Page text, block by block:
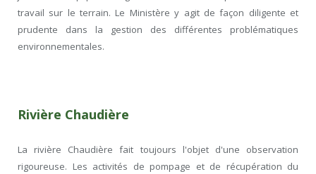
travail sur le terrain. Le Ministère y agit de façon diligente et
prudente dans la gestion des différentes problématiques
environnementales.
Rivière Chaudière
La rivière Chaudière fait toujours l'objet d'une observation
rigoureuse. Les activités de pompage et de récupération du